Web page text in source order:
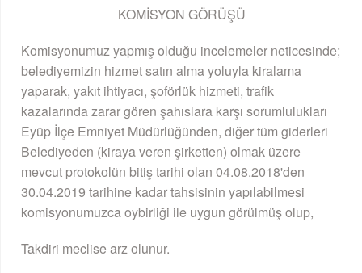
KOMİSYON GÖRÜŞÜ
Komisyonumuz yapmış olduğu incelemeler neticesinde;
belediyemizin hizmet satın alma yoluyla kiralama
yaparak, yakıt ihtiyacı, şoförlük hizmeti, trafik
kazalarında zarar gören şahıslara karşı sorumlulukları
Eyüp İlçe Emniyet Müdürlüğünden, diğer tüm giderleri
Belediyeden (kiraya veren şirketten) olmak üzere
mevcut protokolün bitiş tarihi olan 04.08.2018'den
30.04.2019 tarihine kadar tahsisinin yapılabilmesi
komisyonumuzca oybirliği ile uygun görülmüş olup,
Takdiri meclise arz olunur.